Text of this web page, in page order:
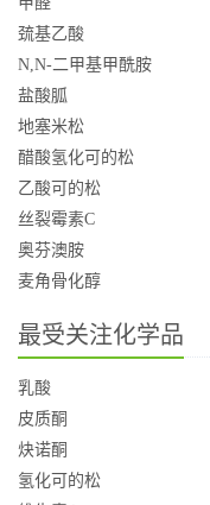
巯基乙酸
N,N-二甲基甲酰胺
盐酸胍
地塞米松
醋酸氢化可的松
乙酸可的松
丝裂霉素C
奥芬澳胺
麦角骨化醇
最受关注化学品
乳酸
皮质酮
炔诺酮
氢化可的松